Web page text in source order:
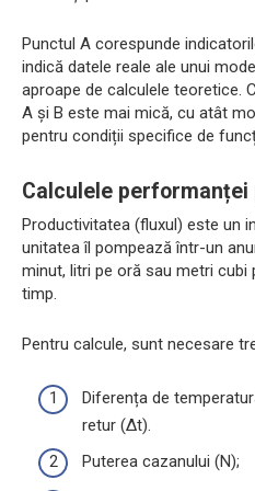
Punctul A corespunde
indică datele reale ale unui
aproape de calculele teoretice.
A și B este mai mică, cu atât
pentru condiții specifice de
Calculele performanței
Productivitatea (fluxul) este un
unitatea îl pompează într-un
minut, litri pe oră sau metri cubi
timp.
Pentru calcule, sunt necesare
Diferența de
retur (Δt).
Puterea cazanului (N);